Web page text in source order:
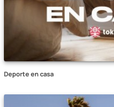
Deporte en casa